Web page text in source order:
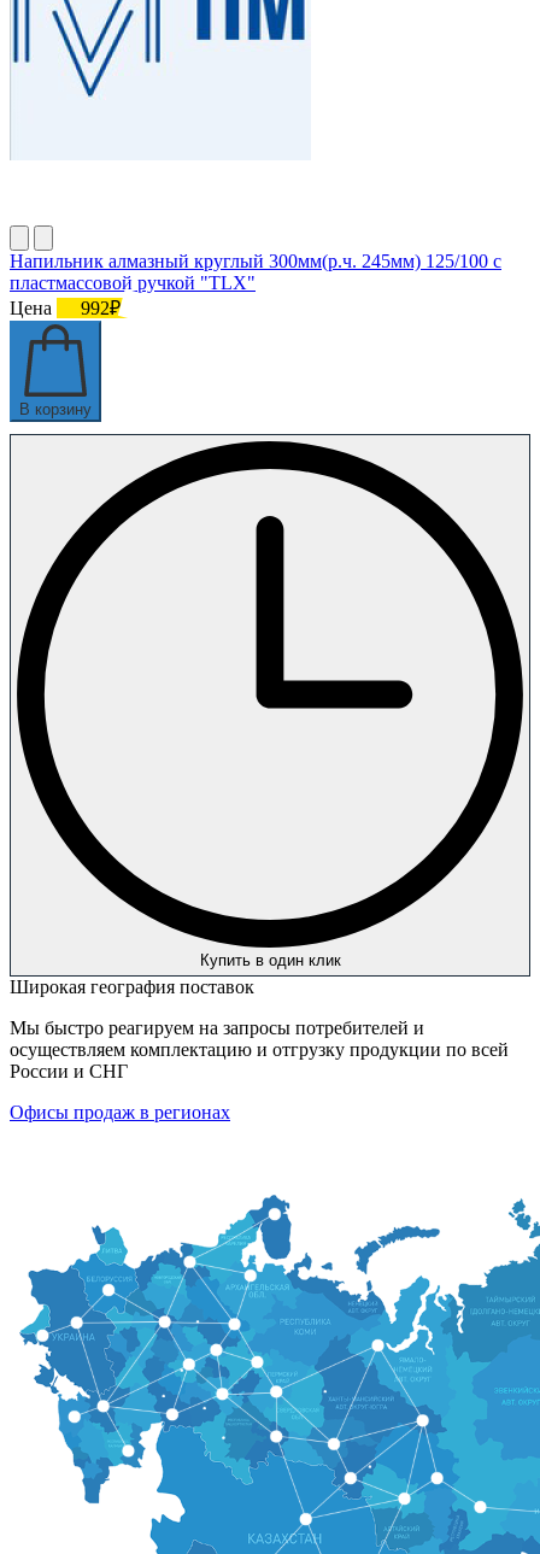
Напильник алмазный круглый 300мм(р.ч. 245мм) 125/100 с
пластмассовой ручкой "TLX"
Цена
992₽
В корзину
Купить в один клик
Широкая география поставок
Мы быстро реагируем на запросы потребителей и
осуществляем комплектацию и отгрузку продукции по всей
России и СНГ
Офисы продаж в регионах